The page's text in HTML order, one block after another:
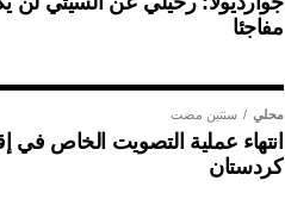
مفاجئا
محلي سنتين مضت
انتهاء عملية التصويت الخاص في
كردستان